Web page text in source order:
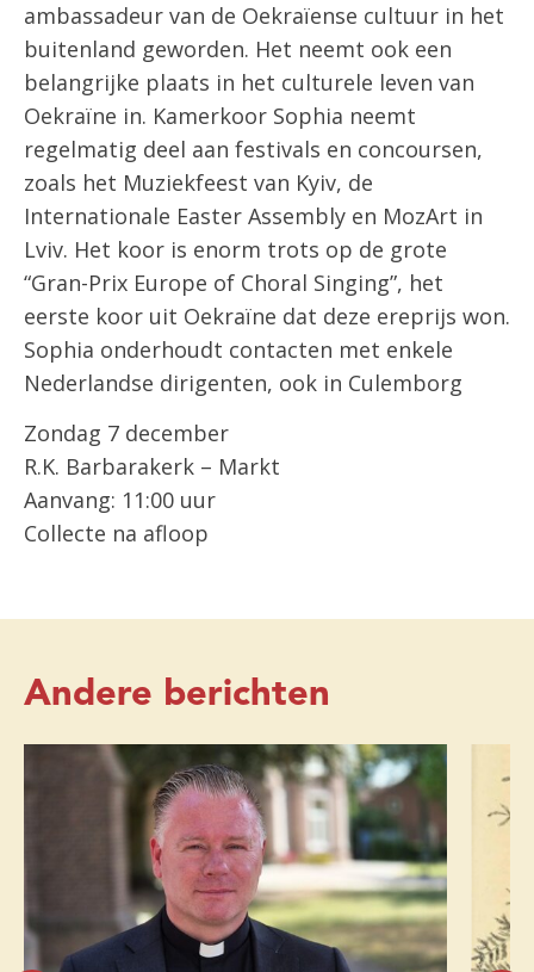
ambassadeur van de Oekraïense cultuur in het
buitenland geworden. Het neemt ook een
belangrijke plaats in het culturele leven van
Oekraïne in. Kamerkoor Sophia neemt
regelmatig deel aan festivals en concoursen,
zoals het Muziekfeest van Kyiv, de
Internationale Easter Assembly en MozArt in
Lviv. Het koor is enorm trots op de grote
“Gran-Prix Europe of Choral Singing”, het
eerste koor uit Oekraïne dat deze ereprijs won.
Sophia onderhoudt contacten met enkele
Nederlandse dirigenten, ook in Culemborg
Zondag 7 december
R.K. Barbarakerk – Markt
Aanvang: 11:00 uur
Collecte na afloop
Andere berichten